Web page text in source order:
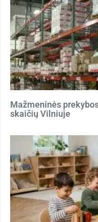
Mažmeninės
skaičių Vilniuje